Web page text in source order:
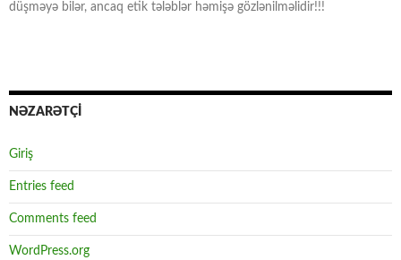
düşməyə bilər, ancaq etik tələblər həmişə gözlənilməlidir!!!
NƏZARƏTÇİ
Giriş
Entries feed
Comments feed
WordPress.org